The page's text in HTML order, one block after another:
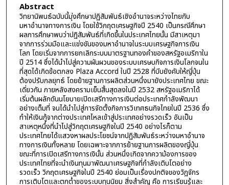
Abstract
วิทยานิพนธ์ฉบับนี้มุ่งศึกษาปฏิสัมพันธ์เชิงอำนาจระหว่างไทยกับ
มหาอำนาจทางการเงิน โดยใช้วิกฤตเศรษฐกิจปี 2540 เป็นกรณีศึกษา
ผลการศึกษาพบว่าปฏิสัมพันธ์ที่เกิดขึ้นในประเทศไทยนั้น มีสาเหตุมา
จากการร่วมมือและแข่งขันของมหาอำนาจในระบบเศรษฐกิจการเงิน
โลก โดยเริ่มจากการยกเลิกระบบมาตรฐานทองคำของสหรัฐอเมริกาใน
ปี 2514 ซึ่งได้นำไปสู่ความผันผวนของระบบเศรษบกิจการเงินโลกจนใน
ที่สุดได้เกิดข้อตกลง Plaza Accord ในปี 2528 ที่บีบยังคับให้ญี่ปุ่น
ต้องปรับกลยุทธ์ โดยย้ายฐานการผลิตส่วนหนึ่งมายังประเทศไทย ขณะ
เดี่ยวกัน ภายหลังสงครามเย็นสิ้นสุดลงในปี 2532 สหรัฐอเมริกาได้
เริ่มต้นผลักดันนโยบายเปิดเสรีทางการเงินต่อประเทศกำลังพัฒนา
อย่างเต็มที่ จนได้นำไปสู่การจัดตั้งกิจการวิเทศธนกิจไทยในปี 2536 ซึ่ง
ทำให้เงินกู้จากต่างประเทศไหลเข้าสู่ประเทศอย่างรวดเร็ว อันเป็น
สาเหตุหนึ่งที่นำไปสู่วิกฤตเศรษฐกิจในปี 2540 อย่างไรก็ตาม
ประเทศไทยได้แสวงหาผลประโยชน์จากปฏิสัมพันธ์ระหว่างมหาอำนาจ
ทางการเงินทั้งหลาย โดยเฉพาะจากการย้ายฐานการผลิตของญี่ปุ่น
ขณะที่การเปิดเสรีทางการเงินั้น ส่วนหนึ่งเกิดจากความ้องการของ
ประเทศไทยที่จะนำเงินทุนมาพัฒนาเศรษฐกิจที่กำลังเติบโตอย่าง
รวดเร็ว วิกฤตเศรษฐกิจในปี 2540 ย่อมเป็นเรื่องปกติจของวัฎจักร
การเติบโตและตกต่ำของระบบทุนนิยม สิ่งสำคัญ คือ การเรียนรู้และ